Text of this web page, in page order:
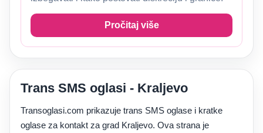
Pročitaj više
Trans SMS oglasi - Kraljevo
Transoglasi.com prikazuje trans SMS oglase i kratke
oglase za kontakt za grad Kraljevo. Ova strana je